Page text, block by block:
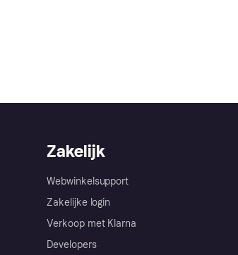
Zakelijk
Webwinkelsupport
Zakelijke login
Verkoop met Klarna
Developers